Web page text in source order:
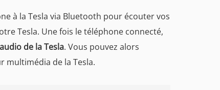
à la Tesla via Bluetooth pour écouter vos
Tesla. Une fois le téléphone connecté,
de la Tesla. Vous pouvez alors
multimédia de la Tesla.